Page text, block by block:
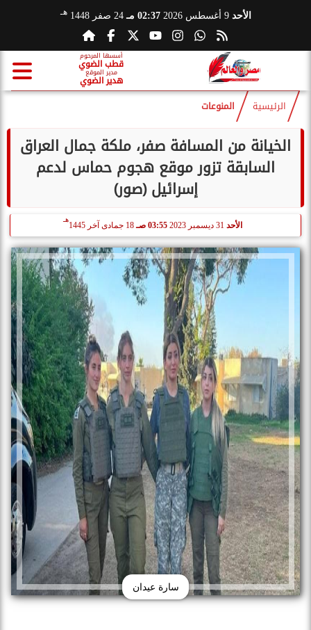
الأحد 9 أغسطس 2026 02:37 مـ 24 صفر 1448 هـ
أسسها المرحوم
قطب الضوي
مدير الموقع
هدير الضوي
الرئيسية المنوعات
الخيانة من المسافة صفر، ملكة جمال العراق
السابقة تزور موقع هجوم حماس لدعم
إسرائيل (صور)
الأحد 03:55 صـ 18 جمادى آخر 1445
هـ
سارة عيدان